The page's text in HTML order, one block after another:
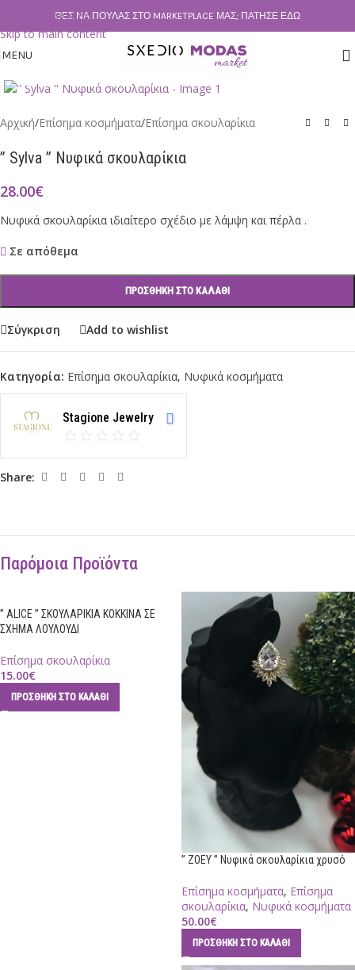
Skip to navigation
Skip to main content
ΘΕΣ ΝΑ ΠΟΥΛΆΣ ΣΤΟ MARKETPLACE ΜΑΣ; ΠΆΤΗΣΕ ΕΔΏ
MENU
Αρχική/Επίσημα κοσμήματα/Επίσημα σκουλαρίκια
” Sylva ” Νυφικά σκουλαρίκια
28.00€
Νυφικά σκουλαρίκια ιδιαίτερο σχέδιο με λάμψη και πέρλα .
Σε απόθεμα
ΠΡΟΣΘΉΚΗ ΣΤΟ ΚΑΛΆΘΙ
Σύγκριση Add to wishlist
Κατηγορία: Επίσημα σκουλαρίκια, Νυφικά κοσμήματα
Stagione Jewelry
Share:
Παρόμοια Προϊόντα
” ALICE ” ΣΚΟΥΛΑΡΙΚΙΑ ΚΟΚΚΙΝΑ ΣΕ
ΣΧΗΜΑ ΛΟΥΛΟΥΔΙ
Επίσημα σκουλαρίκια
15.00€
ΠΡΟΣΘΉΚΗ ΣΤΟ ΚΑΛΆΘΙ
” ZOEY ” Νυφικά σκουλαρίκια χρυσό
Επίσημα κοσμήματα, Επίσημα
σκουλαρίκια, Νυφικά κοσμήματα
50.00€
ΠΡΟΣΘΉΚΗ ΣΤΟ ΚΑΛΆΘΙ